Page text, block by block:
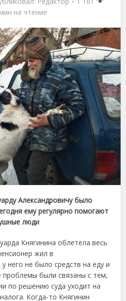
на чтение
Александровичу было
ему регулярно помогают
люди
Княгинина облетела весь
жил в
него не было средств на еду и
проблемы были связаны с тем,
по решению суда уходит на
Когда-то Княгинин